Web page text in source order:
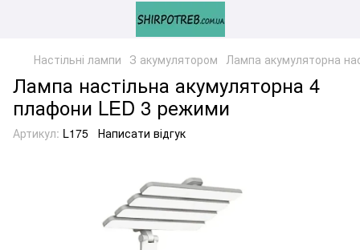
Настільні лампи З акумулятором Лампа акумуляторна
Лампа настільна акумуляторна 4
плафони LED 3 режими
Артикул: L175 Написати відгук